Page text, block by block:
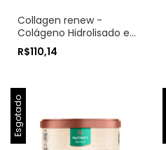
Collagen renew -
Colágeno Hidrolisado em
pó - NUTRIFY
R$110,14
Esgotado